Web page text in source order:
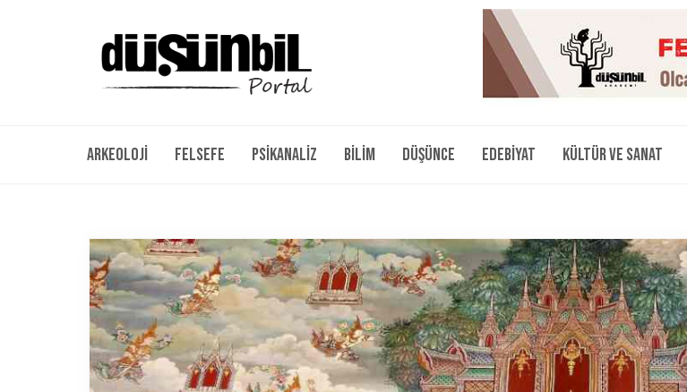
Arkeoloji Felsefe Psikanaliz Bilim Düşünce Edebiyat Kültür ve Sanat